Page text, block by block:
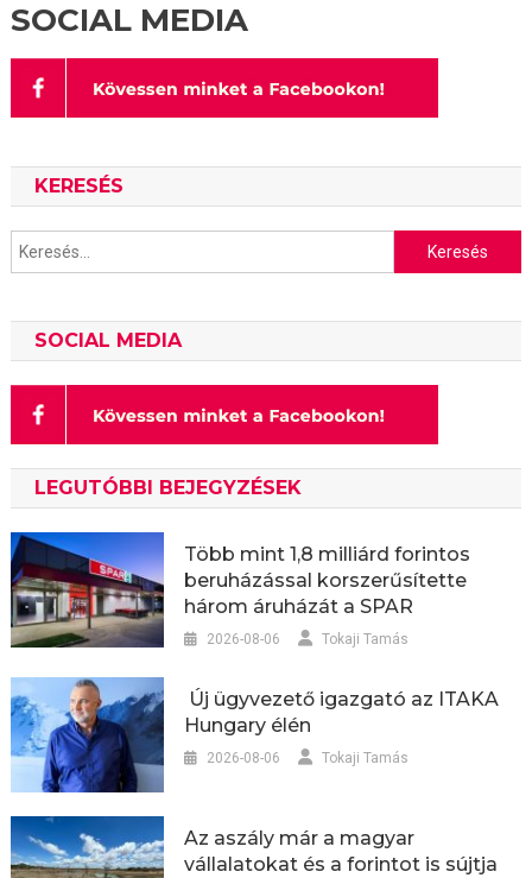
SOCIAL MEDIA
KERESÉS
Keresés:
SOCIAL MEDIA
LEGUTÓBBI BEJEGYZÉSEK
Több mint 1,8 milliárd forintos
beruházással korszerűsítette
három áruházát a SPAR
2026-08-06 Tokaji Tamás
Új ügyvezető igazgató az ITAKA
Hungary élén
2026-08-06 Tokaji Tamás
Az aszály már a magyar
vállalatokat és a forintot is sújtja